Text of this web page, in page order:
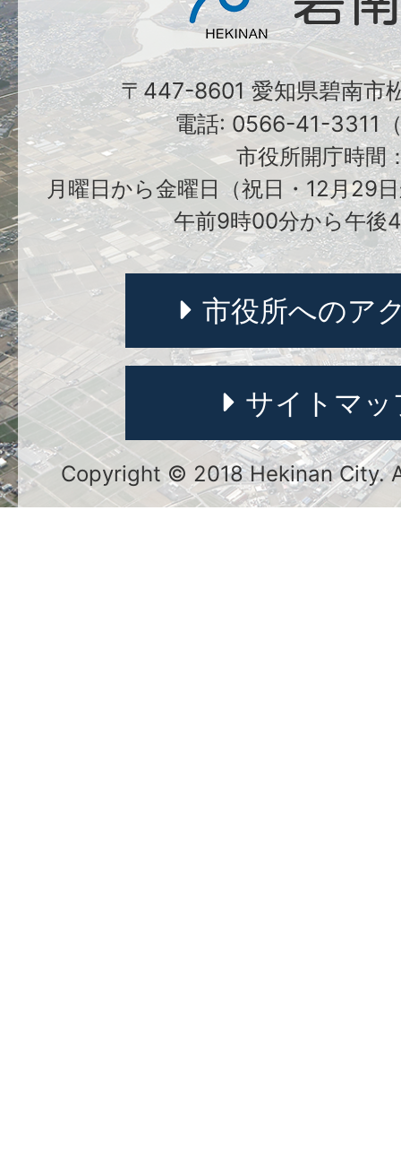
〒447-8601 愛知県碧南市
電話: 0566-41-3311
市役所開庁時間
月曜日から金曜日（祝日・12月29
午前9時00分から午後
市役所へのア
サイトマッ
Copyright © 2018 Hekinan City.